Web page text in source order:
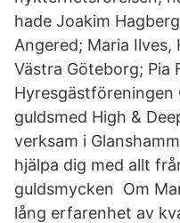
hade Joakim
Angered; Maria
Västra Göteborg; Pia
guldsmed High &
verksam i
hjälpa dig med allt
guldsmycken Om
lång erfarenhet av